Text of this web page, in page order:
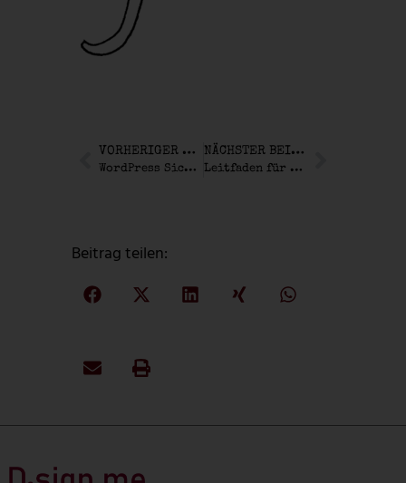
VORHERIGER BEITRAG
WordPress Sicherheit für Firmenseiten richtig umsetzen
NÄCHSTER BEITRAG
Leitfaden für Corporate Design, das trägt
Beitrag teilen: